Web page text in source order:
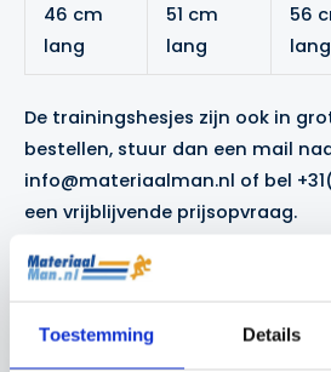
Toestemming Details
46 cm
lang
51 cm
lang
56
lang
De trainingshesjes zijn ook in
bestellen, stuur dan een mail
info@materiaalman.nl of bel
een vrijblijvende prijsopvraag.
Bekijk de volgende pagina voor